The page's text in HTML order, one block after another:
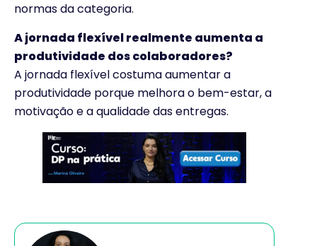
normas da categoria.
A jornada flexível realmente aumenta a
produtividade dos colaboradores?
A jornada flexível costuma aumentar a
produtividade porque melhora o bem-estar, a
motivação e a qualidade das entregas.